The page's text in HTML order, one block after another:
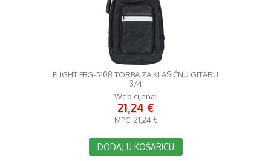
FLIGHT FBG-5108 TORBA ZA KLASIČNU GITARU
3/4
Web cijena:
21,24 €
MPC: 21,24 €
DODAJ U KOŠARICU